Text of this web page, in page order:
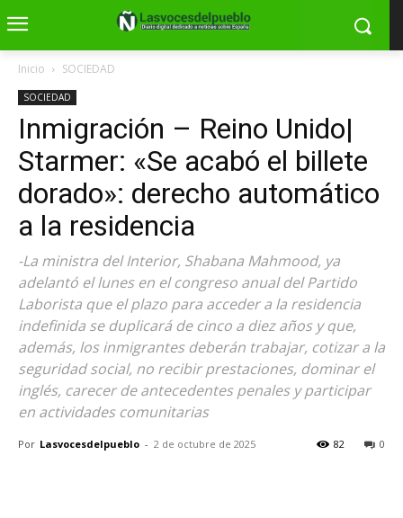
Inicio SOCIEDAD
SOCIEDAD
Inmigración – Reino Unido|
Starmer: «Se acabó el billete
dorado»: derecho automático
a la residencia
-La ministra del Interior, Shabana Mahmood, ya
adelantó el lunes en el congreso anual del Partido
Laborista que el plazo para acceder a la residencia
indefinida se duplicará de cinco a diez años y que,
además, los inmigrantes deberán trabajar, cotizar a la
seguridad social, no recibir prestaciones, dominar el
inglés, carecer de antecedentes penales y participar
en actividades comunitarias
Por Lasvocesdelpueblo - 2 de octubre de 2025 0
82